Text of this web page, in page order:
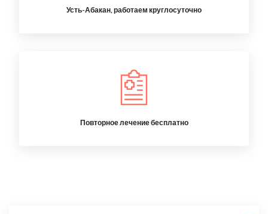
Усть-Абакан, работаем круглосуточно
Повторное лечение бесплатно